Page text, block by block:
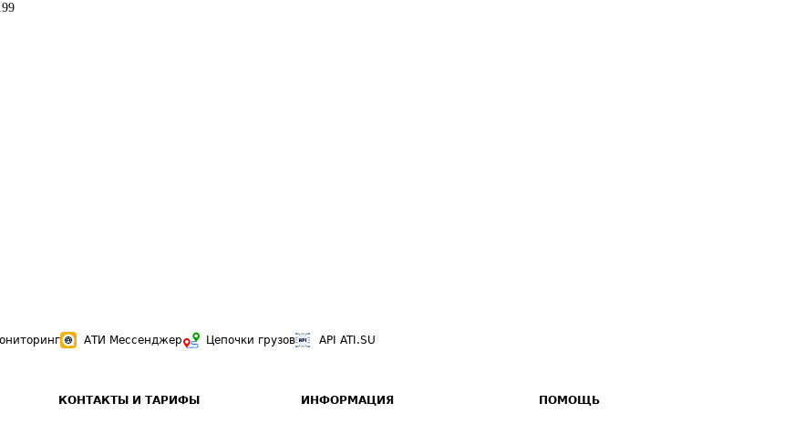
АТИ Мессенджер Цепочки грузов API ATI.SU
КОНТАКТЫ И ТАРИФЫ ИНФОРМАЦИЯ ПОМОЩЬ